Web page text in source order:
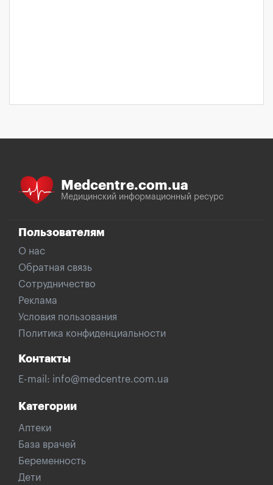
Medcentre.com.ua
Медицинский информационный ресурс
Пользователям
О нас
Обратная связь
Сотрудничество
Реклама
Условия пользования
Политика конфиденциальности
Контакты
E-mail: info@medcentre.com.ua
Категории
Аптеки
База врачей
Беременность
Дети